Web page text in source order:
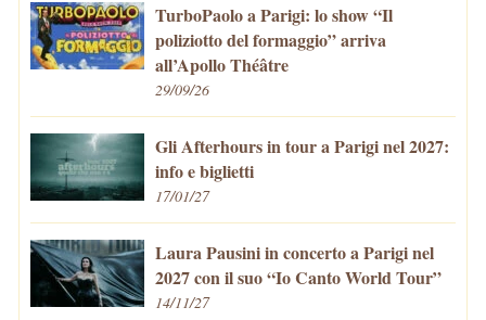
TurboPaolo a Parigi: lo show “Il
poliziotto del formaggio” arriva
all’Apollo Théâtre
29/09/26
Gli Afterhours in tour a Parigi nel 2027:
info e biglietti
17/01/27
Laura Pausini in concerto a Parigi nel
2027 con il suo “Io Canto World Tour”
14/11/27